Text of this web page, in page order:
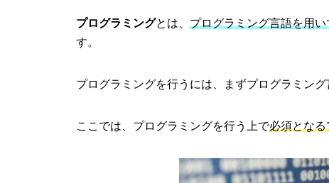
プログラミングとは、 プログラミング言語を用
す。
プログラミングを行うには、まずプログラミン
ここでは、プログラミングを行う上で必須となる